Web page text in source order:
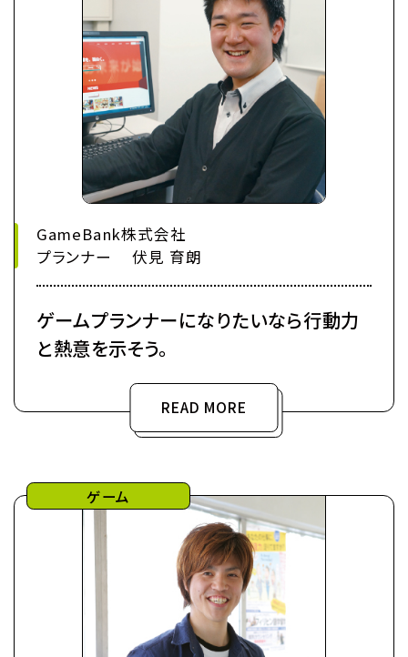
GameBank株式会社
プランナー 伏見 育朗
ゲームプランナーになりたいなら行動力
と熱意を示そう。
READ MORE
ゲーム